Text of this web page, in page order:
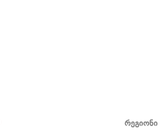
რეგიონი